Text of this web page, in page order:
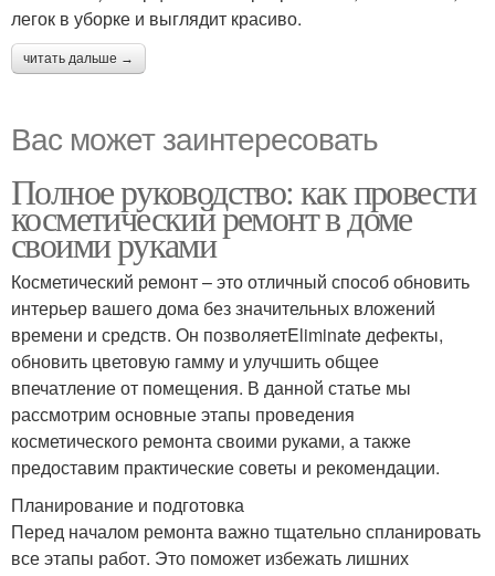
легок в уборке и выглядит красиво.
читать дальше →
Вас может заинтересовать
Полное руководство: как провести
косметический ремонт в доме
своими руками
Косметический ремонт – это отличный способ обновить
интерьер вашего дома без значительных вложений
времени и средств. Он позволяетEliminate дефекты,
обновить цветовую гамму и улучшить общее
впечатление от помещения. В данной статье мы
рассмотрим основные этапы проведения
косметического ремонта своими руками, а также
предоставим практические советы и рекомендации.
Планирование и подготовка
Перед началом ремонта важно тщательно спланировать
все этапы работ. Это поможет избежать лишних